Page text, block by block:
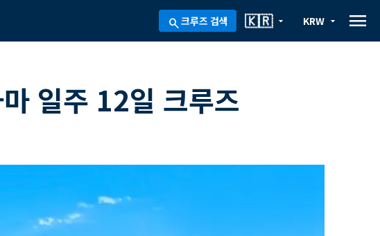
search크루즈 검색 arrow_drop_down
🇰🇷 arrow_drop_down
KRW menu
일주 12일 크루즈